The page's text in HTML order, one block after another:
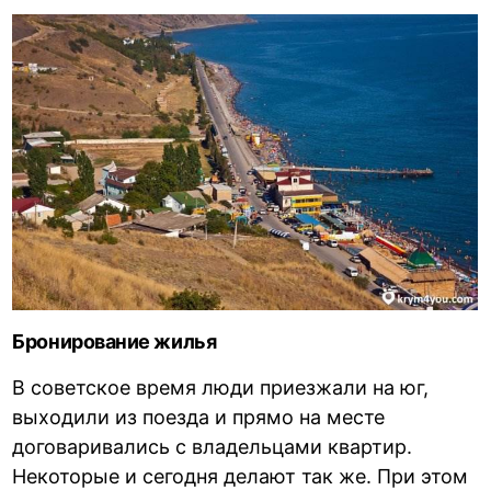
Бронирование жилья
В советское время люди приезжали на юг,
выходили из поезда и прямо на месте
договаривались с владельцами квартир.
Некоторые и сегодня делают так же. При этом